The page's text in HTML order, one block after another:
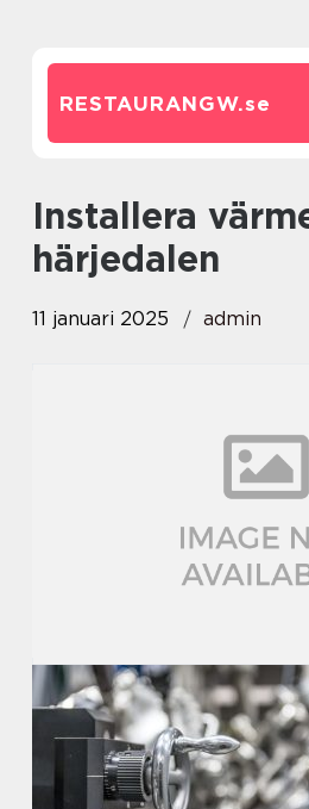
RESTAURANGW.se
installera värmepump
härjedalen
11 januari 2025 admin